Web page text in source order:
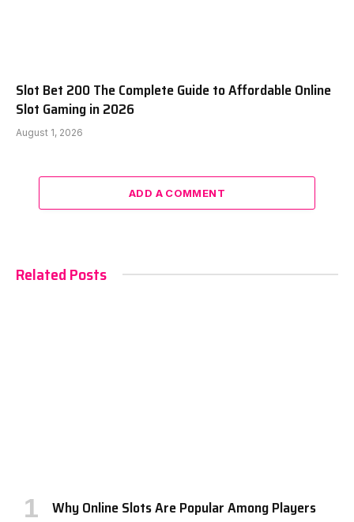
Slot Bet 200 The Complete Guide to Affordable Online
Slot Gaming in 2026
August 1, 2026
ADD A COMMENT
Related Posts
Why Online Slots Are Popular Among Players